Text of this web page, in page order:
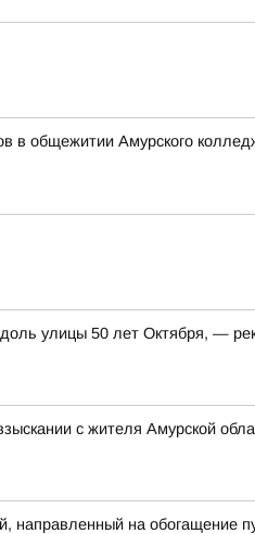
в общежитии Амурского
улицы 50 лет Октября, —
с жителя Амурской
направленный на обогащение